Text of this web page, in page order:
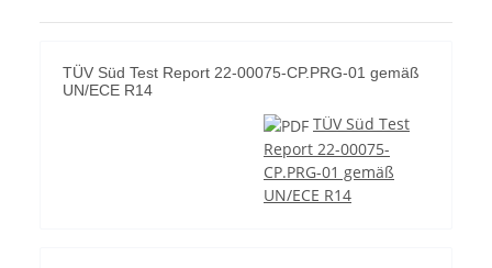
TÜV Süd Test Report 22-00075-CP.PRG-01 gemäß
UN/ECE R14
TÜV Süd Test
Report 22-00075-
CP.PRG-01 gemäß
UN/ECE R14